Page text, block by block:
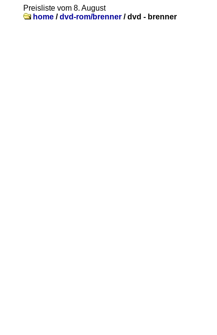
Preisliste vom 8. August
home /dvd-rom/brenner /dvd - brenner